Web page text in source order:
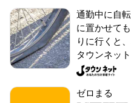
通勤中に自
に置かせて
りに行くと
タウンネット
ゼロまる